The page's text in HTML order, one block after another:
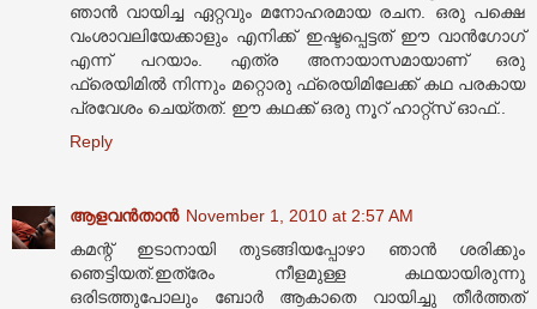
ഞാന്‍ വായിച്ച ഏറ്റവും മനോഹരമായ രചന. ഒരു പക്ഷെ
വംശാവലിയേക്കാളും എനിക്ക് ഇഷ്ടപ്പെട്ടത് ഈ വാന്‍‌ഗോഗ്
എന്ന് പറയാം. എത്ര അനായാസമായാണ് ഒരു
ഫ്രെയിമില്‍ നിന്നും മറ്റൊരു ഫ്രെയിമിലേക്ക് കഥ പരകായ
പ്രവേശം ചെയ്തത്. ഈ കഥക്ക് ഒരു നൂറ് ഹാറ്റ്സ് ഓഫ്..
Reply
ആളവന്‍താന്‍ November 1, 2010 at 2:57 AM
കമന്റ് ഇടാനായി തുടങ്ങിയപ്പോഴാ ഞാന്‍ ശരിക്കും
ഞെട്ടിയത്.ഇത്രേം നീളമുള്ള കഥയായിരുന്നു
ഒരിടത്തുപോലും ബോര്‍ ആകാതെ വായിച്ചു തീര്‍ത്തത്